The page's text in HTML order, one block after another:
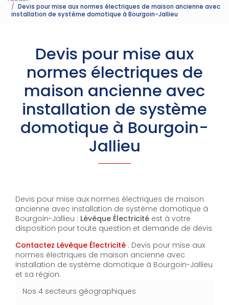
Devis pour mise aux normes électriques de maison ancienne avec
installation de système domotique à Bourgoin-Jallieu
Devis pour mise aux
normes électriques de
maison ancienne avec
installation de système
domotique à Bourgoin-
Jallieu
Devis pour mise aux normes électriques de maison
ancienne avec installation de système domotique à
Bourgoin-Jallieu : Lévêque Électricité est à votre
disposition pour toute question et demande de devis
Contactez Lévêque Électricité : Devis pour mise aux
normes électriques de maison ancienne avec
installation de système domotique à Bourgoin-Jallieu
et sa région.
Nos 4 secteurs géographiques